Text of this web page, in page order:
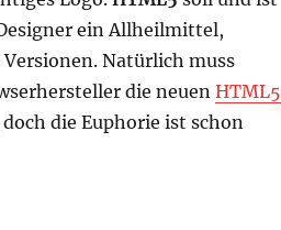
ein Allheilmittel,
Natürlich muss
die neuen HTML5
die Euphorie ist schon